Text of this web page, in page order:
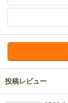
投稿レビュー